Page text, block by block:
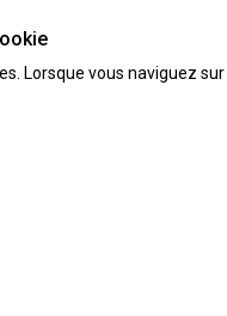
Lorsque vous naviguez